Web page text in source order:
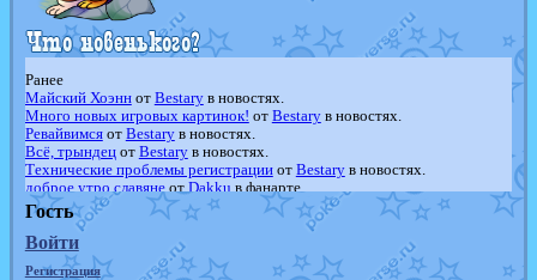
Ранее
Майский Хоэннот Bestaryв новостях.
Много новых игровых картинок! от Bestaryв новостях.
Ревайвимсяот Bestaryв новостях.
Всё, трындецот Bestaryв новостях.
Технические проблемы регистрацииот Bestaryв новостях.
доброе утро славянеот Dakku в фанарте.
Йолда и МимикьюотMavisNyanCatв фанарте.
Недовольный котомангуст
в фанарте.
The Dark Wishmaker
отRandomon
шадоу спиритомб
отilovearceus
в фанарте.
Гость
Войти
Регистрация